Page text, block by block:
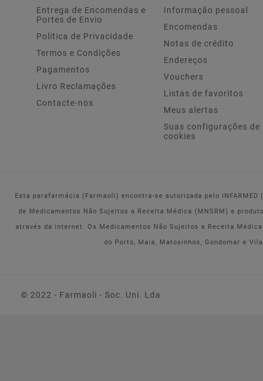
Entrega de Encomendas e
Portes de Envio
Política de Privacidade
Termos e Condições
Pagamentos
Livro Reclamações
Contacte-nos
Informação pessoal
Encomendas
Notas de crédito
Endereços
Vouchers
Listas de favoritos
Meus alertas
Suas configurações de
cookies
Esta parafarmácia (Farmaoli) encontra-se autorizada pelo
de Medicamentos Não Sujeitos a Receita Médica (MNSRM) e
através da internet. Os Medicamentos Não Sujeitos a Receita
do Porto, Maia, Matosinhos, Gondomar e
© 2022 - Farmaoli - Soc. Uni. Lda